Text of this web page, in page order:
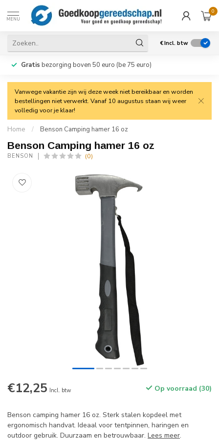
MENU
0
€Incl. btw
Gratis bezorging boven 50 euro (be 75 euro)
Vanwege vakantie zijn wij deze week niet bereikbaar en worden
bestellingen niet verwerkt. Vanaf 10 augustus staan wij weer
volledig voor je klaar!
Home / Benson Camping hamer 16 oz
Benson Camping hamer 16 oz
BENSON (0)
€12,25 Incl. btw Op voorraad (30)
Benson camping hamer 16 oz. Sterk stalen kopdeel met
ergonomisch handvat. Ideaal voor tentpinnen, haringen en
outdoor gebruik. Duurzaam en betrouwbaar. Lees meer.